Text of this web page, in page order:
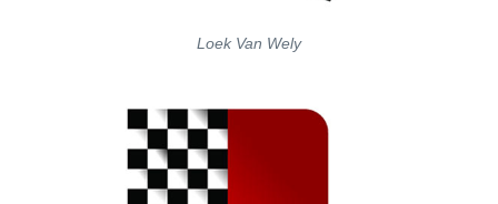
Loek Van Wely